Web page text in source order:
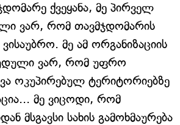
ქვეყანა, მე პირველ
ვარ, რომ თავმჯდომარის
მე ამ ორგანიზაციის
ვარ, რომ უფრო
ოკუპირებულ ტერიტორიებზე
მე ვიცოდი, რომ
მსგავსი სახის გამოხმაურება